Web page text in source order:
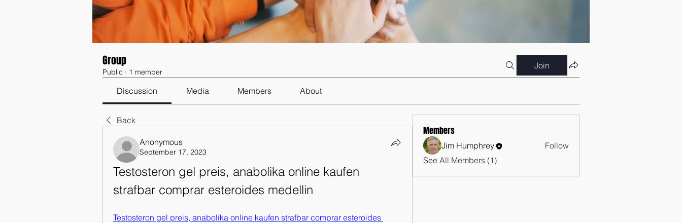
Group
Public · 1 member
Join
Discussion Media Members About
Back
Anonymous
September 17, 2023
Testosteron gel preis, anabolika online kaufen
strafbar comprar esteroides medellin
Testosteron gel preis, anabolika online kaufen strafbar comprar esteroides
Members
Jim Humphrey
Follow
See All Members (1)